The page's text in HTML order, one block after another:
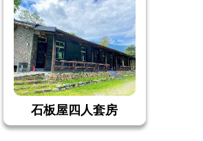
石板屋四人套房